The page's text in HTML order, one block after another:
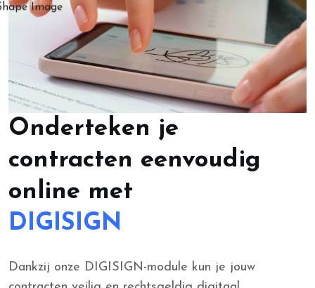
Onderteken je
contracten eenvoudig
online met
DIGISIGN
Dankzij onze DIGISIGN-module kun je jouw